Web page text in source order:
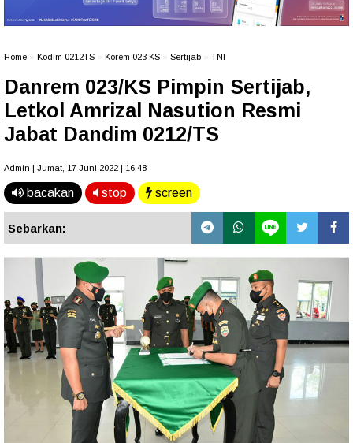
Home Kodim 0212TS Korem 023 KS Sertijab TNI
Danrem 023/KS Pimpin Sertijab,
Letkol Amrizal Nasution Resmi
Jabat Dandim 0212/TS
Admin | Jumat, 17 Juni 2022 | 16.48
bacakan stop screen
Sebarkan: